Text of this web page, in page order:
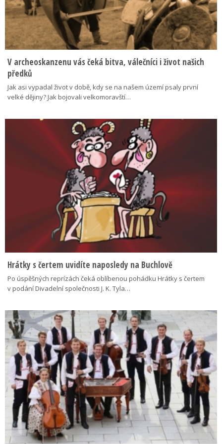
V archeoskanzenu vás čeká bitva, válečníci i život našich
předků
Jak asi vypadal život v době, kdy se na našem území psaly první
velké dějiny? Jak bojovali velkomoravští…
Hrátky s čertem uvidíte naposledy na Buchlově
Po úspěšných reprízách čeká oblíbenou pohádku Hrátky s čertem
v podání Divadelní společnosti J. K. Tyla…